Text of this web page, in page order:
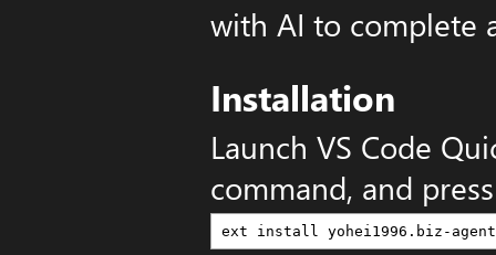
with AI to complete
Installation
Launch VS Code
command, and